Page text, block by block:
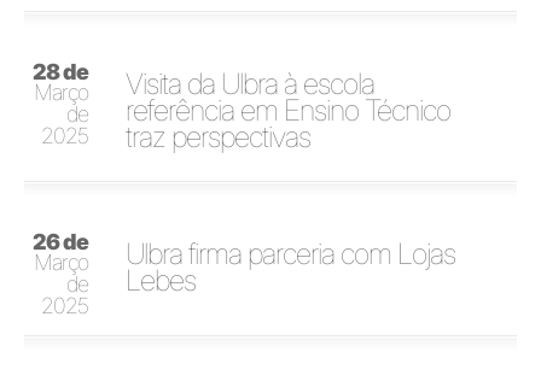
28 de
Março
de
2025
Visita da Ulbra à escola
referência em Ensino Técnico
traz perspectivas
26 de
Março
de
2025
Ulbra firma parceria com Lojas
Lebes